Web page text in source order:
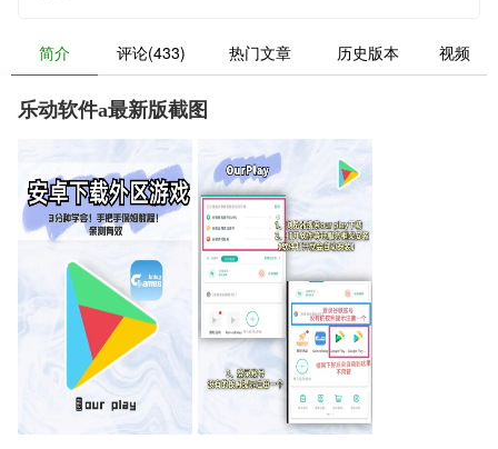
简介 评论(433) 热门文章 历史版本 视频
乐动软件a最新版截图